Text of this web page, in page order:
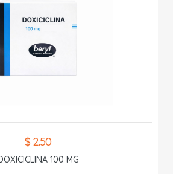
$ 2.50
100 MG